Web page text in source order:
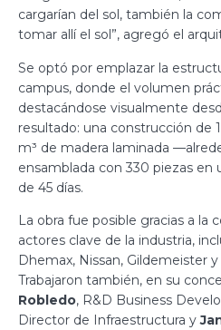
cargarían del sol, también la
tomar allí el sol”, agregó el
Se optó por emplazar la
campus, donde el volumen
destacándose visualmente
resultado: una construcción de
m³ de madera laminada
ensamblada con 330 piezas en
de 45 días.
La obra fue posible gracias a la
actores clave de la industria,
Dhemax, Nissan, Gildemeister
Trabajaron también, en su
Robledo, R&D Business
Director de Infraestructura y